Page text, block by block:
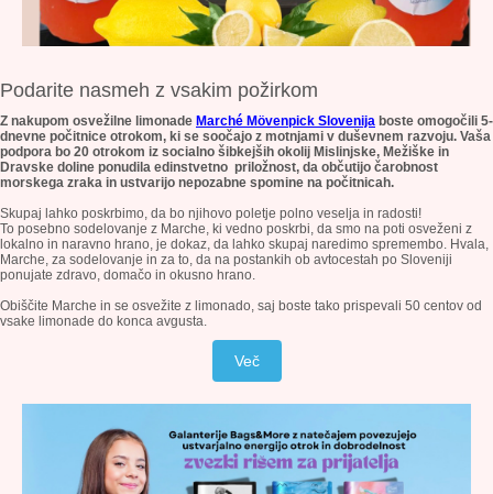
Podarite nasmeh z vsakim požirkom
Z nakupom osvežilne limonade Marché Mövenpick Slovenija boste omogočili 5-
dnevne počitnice otrokom, ki se soočajo z motnjami v duševnem razvoju. Vaša
podpora bo 20 otrokom iz socialno šibkejših okolij Mislinjske, Mežiške in
Dravske doline ponudila edinstvetno priložnost, da občutijo čarobnost
morskega zraka in ustvarijo nepozabne spomine na počitnicah.
Skupaj lahko poskrbimo, da bo njihovo poletje polno veselja in radosti!
To posebno sodelovanje z Marche, ki vedno poskrbi, da smo na poti osveženi z
lokalno in naravno hrano, je dokaz, da lahko skupaj naredimo spremembo. Hvala,
Marche, za sodelovanje in za to, da na postankih ob avtocestah po Sloveniji
ponujate zdravo, domačo in okusno hrano.
Obiščite Marche in se osvežite z limonado, saj boste tako prispevali 50 centov od
vsake limonade do konca avgusta.
Več